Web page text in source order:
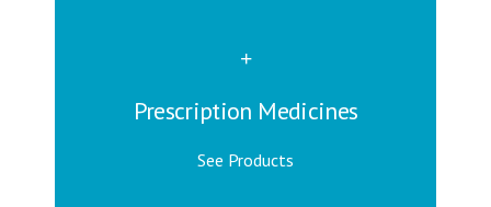
Prescription Medicines
See Products